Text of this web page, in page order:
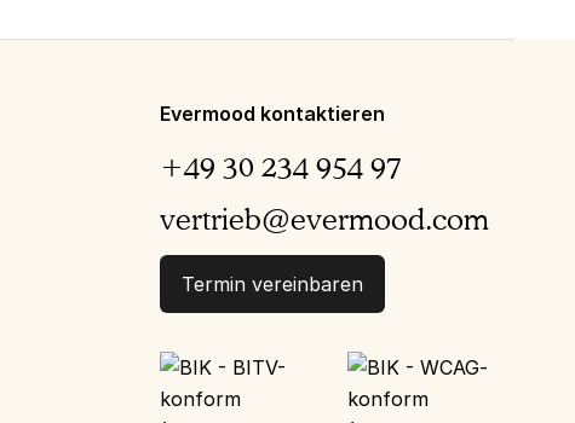
Evermood kontaktieren
+49 30 234 954 97
vertrieb@evermood.com
Termin vereinbaren